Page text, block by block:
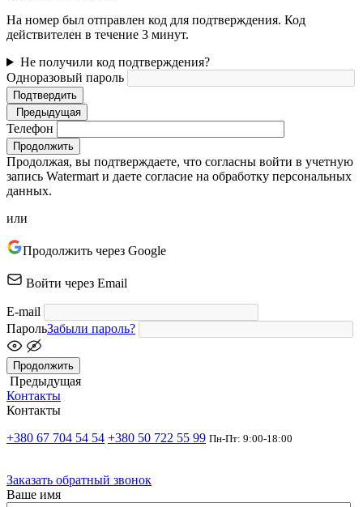
На номер был отправлен код для подтверждения. Код
действителен в течение 3 минут.
Не получили код подтверждения?
Одноразовый пароль
Подтвердить
Предыдущая
Телефон
Продолжить
Продолжая, вы подтверждаете, что согласны войти в учетную
запись Watermart и даете согласие на обработку персональных
данных.
или
Продолжить через Google
Войти через Email
E-mail
ПарольЗабыли пароль?
Продолжить
Предыдущая
Контакты
Контакты
+380 67 704 54 54 +380 50 722 55 99 Пн-Пт: 9:00-18:00
Заказать обратный звонок
Ваше имя